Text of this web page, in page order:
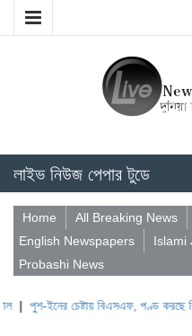
লাইভ নিউজ পেপার টুডে
Home All Breaking News
English Newspapers
Islami
Probashi News
চেষ্টায় বিএসএফ, পণ্ড করছে বিজিবি|